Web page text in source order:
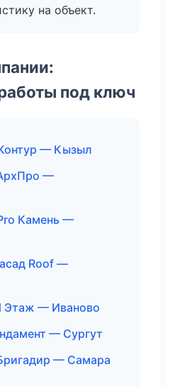
на объект.
под ключ
— Кызыл
—
Камень —
Roof —
Этаж — Иваново
— Сургут
— Самара